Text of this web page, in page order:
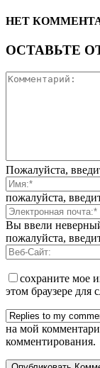
НЕТ
ОСТАВЬТЕ
Пожалуйста,
пожалуйста,
Вы ввели
пожалуйста,
сохраните мое
этом браузере для
на мой
комментирования.